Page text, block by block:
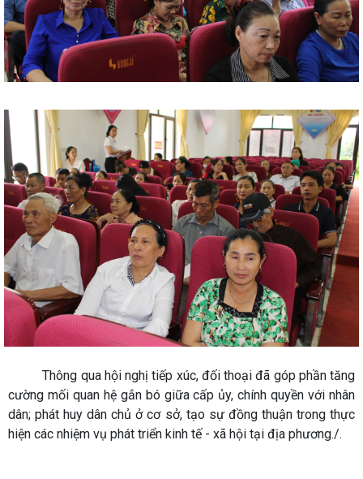
Thông qua hội nghị tiếp xúc, đối thoại đã góp phần tăng
cường mối quan hệ gắn bó giữa cấp ủy, chính quyền với nhân
dân; phát huy dân chủ ở cơ sở, tạo sự đồng thuận trong thực
hiện các nhiệm vụ phát triển kinh tế - xã hội tại địa phương./.